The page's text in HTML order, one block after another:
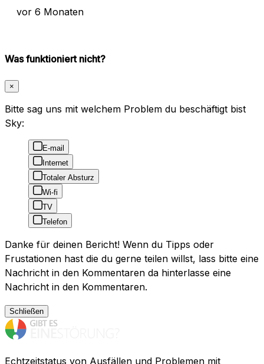
vor 6 Monaten
Was funktioniert nicht?
×
Bitte sag uns mit welchem Problem du beschäftigt bist
Sky:
E-mail
Internet
Totaler Absturz
Wi-fi
TV
Telefon
Danke für deinen Bericht! Wenn du Tipps oder
Frustationen hast die du gerne teilen willst, lass bitte eine
Nachricht in den Kommentaren da hinterlasse eine
Nachricht in den Kommentaren.
Schließen
Echtzeitstatus von Ausfällen und Problemen mit